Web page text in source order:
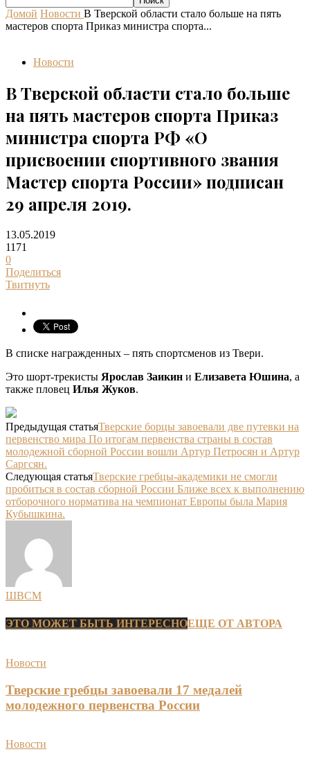
Домой Новости В Тверской области стало больше на пять
мастеров спорта Приказ министра спорта...
Новости
В Тверской области стало больше
на пять мастеров спорта Приказ
министра спорта РФ «О
присвоении спортивного звания
Мастер спорта России» подписан
29 апреля 2019.
13.05.2019
1171
0
Поделиться
Твитнуть
В списке награжденных – пять спортсменов из Твери.
Это шорт-трекисты Ярослав Заикин и Елизавета Юшина, а
также пловец Илья Жуков.
Предыдущая статьяТверские борцы завоевали две путевки на
первенство мира По итогам первенства страны в состав
молодежной сборной России вошли Артур Петросян и Артур
Саргсян.
Следующая статьяТверские гребцы-академики не смогли
пробиться в состав сборной России Ближе всех к выполнению
отборочного норматива на чемпионат Европы была Мария
Кубышкина.
ШВСМ
ЭТО МОЖЕТ БЫТЬ ИНТЕРЕСНОЕЩЕ ОТ АВТОРА
Новости
Тверские гребцы завоевали 17 медалей
молодежного первенства России
Новости